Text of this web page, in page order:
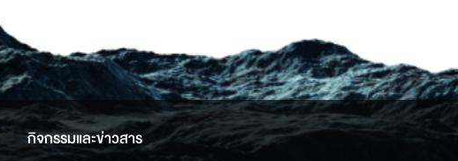
กิจกรรมและข่าวสาร